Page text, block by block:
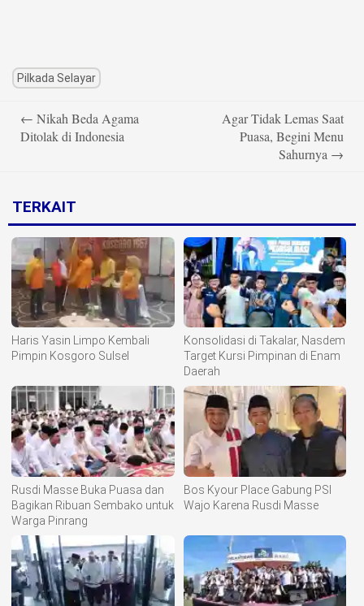
Pilkada Selayar
navigation
← Nikah Beda Agama
Ditolak di Indonesia
Agar Tidak Lemas Saat
Puasa, Begini Menu
Sahurnya →
TERKAIT
Haris Yasin Limpo Kembali
Pimpin Kosgoro Sulsel
Konsolidasi di Takalar, Nasdem
Target Kursi Pimpinan di Enam
Daerah
Rusdi Masse Buka Puasa dan
Bagikan Ribuan Sembako untuk
Warga Pinrang
Bos Kyour Place Gabung PSI
Wajo Karena Rusdi Masse